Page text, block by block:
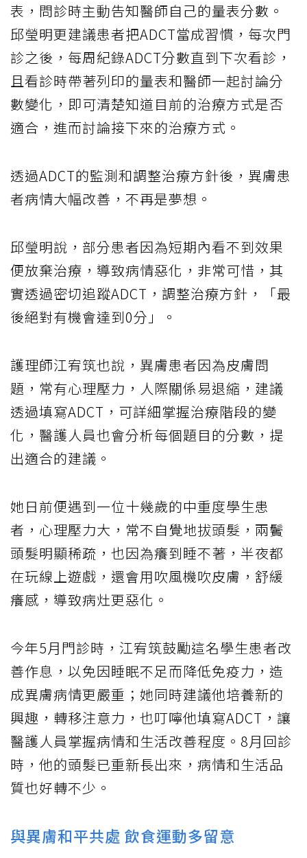
表，問診時主動告知醫師自己的量表分數。
邱瑩明更建議患者把ADCT當成習慣，每次門
診之後，每周紀錄ADCT分數直到下次看診，
且看診時帶著列印的量表和醫師一起討論分
數變化，即可清楚知道目前的治療方式是否
適合，進而討論接下來的治療方式。
透過ADCT的監測和調整治療方針後，異膚患
者病情大幅改善，不再是夢想。
邱瑩明說，部分患者因為短期內看不到效果
便放棄治療，導致病情惡化，非常可惜，其
實透過密切追蹤ADCT，調整治療方針，「最
後絕對有機會達到0分」。
護理師江宥筑也說，異膚患者因為皮膚問
題，常有心理壓力，人際關係易退縮，建議
透過填寫ADCT，可詳細掌握治療階段的變
化，醫護人員也會分析每個題目的分數，提
出適合的建議。
她日前便遇到一位十幾歲的中重度學生患
者，心理壓力大，常不自覺地拔頭髮，兩鬢
頭髮明顯稀疏，也因為癢到睡不著，半夜都
在玩線上遊戲，還會用吹風機吹皮膚，舒緩
癢感，導致病灶更惡化。
今年5月門診時，江宥筑鼓勵這名學生患者改
善作息，以免因睡眠不足而降低免疫力，造
成異膚病情更嚴重；她同時建議他培養新的
興趣，轉移注意力，也叮嚀他填寫ADCT，讓
醫護人員掌握病情和生活改善程度。8月回診
時，他的頭髮已重新長出來，病情和生活品
質也好轉不少。
與異膚和平共處 飲食運動多留意